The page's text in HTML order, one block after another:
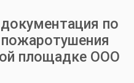
по
площадке ООО